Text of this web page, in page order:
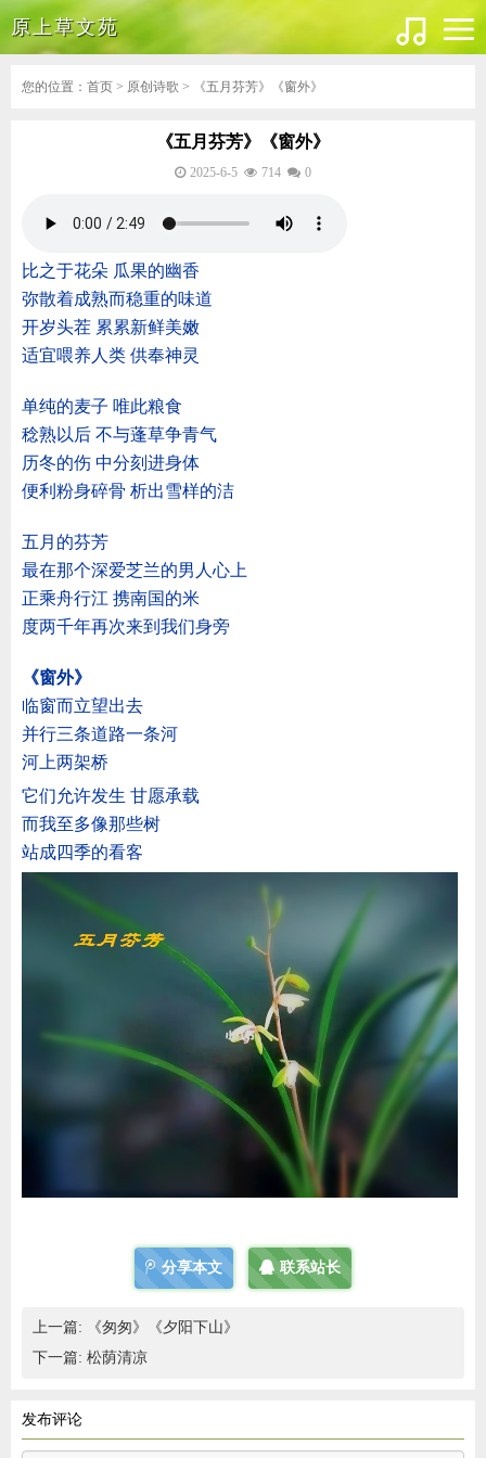
原上草文苑
您的位置： 首页 > 原创诗歌 > 《五月芬芳》《窗外》
《五月芬芳》《窗外》
2025-6-5 714 0
比之于花朵 瓜果的幽香
弥散着成熟而稳重的味道
开岁头茬 累累新鲜美嫩
适宜喂养人类 供奉神灵
单纯的麦子 唯此粮食
稔熟以后 不与蓬草争青气
历冬的伤 中分刻进身体
便利粉身碎骨 析出雪样的洁
五月的芬芳
最在那个深爱芝兰的男人心上
正乘舟行江 携南国的米
度两千年再次来到我们身旁
《窗外》
临窗而立望出去
并行三条道路一条河
河上两架桥
它们允许发生 甘愿承载
而我至多像那些树
站成四季的看客
分享本文 联系站长
上一篇: 《匆匆》《夕阳下山》
下一篇: 松荫清凉
发布评论